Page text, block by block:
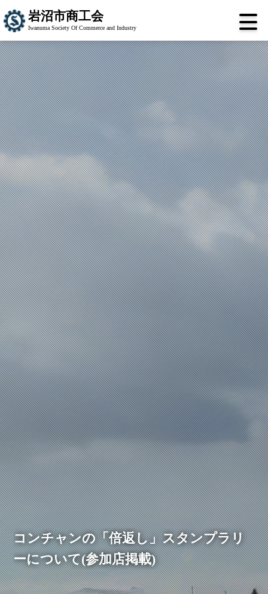
岩沼市商工会
Iwanuma Society Of Commerce and Industry
コンチャンの「倍返し」スタンプラリ
ーについて(参加店掲載)